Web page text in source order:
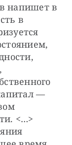
напишет в
в
—
<…>